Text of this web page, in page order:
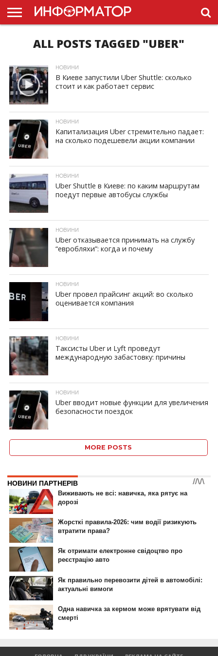
ГОЛОВНА
НОВИНИ
УКРАЇНИ
РЕКЛАМА
ПРОЕКТЫ
ALL POSTS TAGGED "UBER"
ID, "post_views_count", true); if ( $post_views >= 1) { ?>
НОВИНИ
В Киеве запустили Uber Shuttle: сколько
стоит и как работает сервис
ID, "post_views_count", true); if ( $post_views >= 1) { ?>
НОВИНИ
Капитализация Uber стремительно падает:
на сколько подешевели акции компании
ID, "post_views_count", true); if ( $post_views >= 1) { ?>
НОВИНИ
Uber Shuttle в Киеве: по каким маршрутам
поедут первые автобусы службы
ID, "post_views_count", true); if ( $post_views >= 1) { ?>
НОВИНИ
Uber отказывается принимать на службу
“евробляхи”: когда и почему
ID, "post_views_count", true); if ( $post_views >= 1) { ?>
НОВИНИ
Uber провел прайсинг акций: во сколько
оценивается компания
ID, "post_views_count", true); if ( $post_views >= 1) { ?>
НОВИНИ
Таксисты Uber и Lyft проведут
международную забастовку: причины
ID, "post_views_count", true); if ( $post_views >= 1) { ?>
НОВИНИ
Uber вводит новые функции для увеличения
безопасности поездок
MORE POSTS